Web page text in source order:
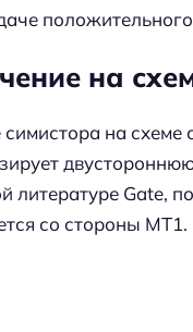
на
на схеме
литературе Gate,
со стороны МТ1.